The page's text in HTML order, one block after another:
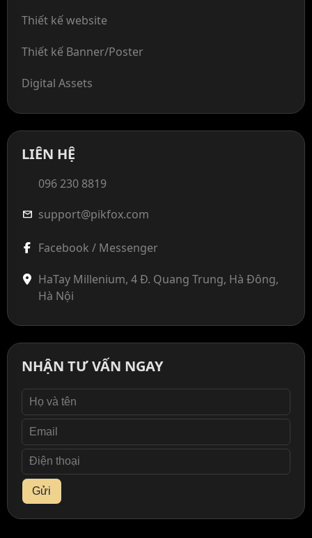
Thiết kế website
Thiết kế Banner/Poster
Digital Assets
LIÊN HỆ
096 230 8819
mail support@pikfox.com
Facebook / Messenger
HaTay Millenium, 4 Đ. Quang Trung, Hà Đông,
Hà Nội
NHẬN TƯ VẤN NGAY
Gửi